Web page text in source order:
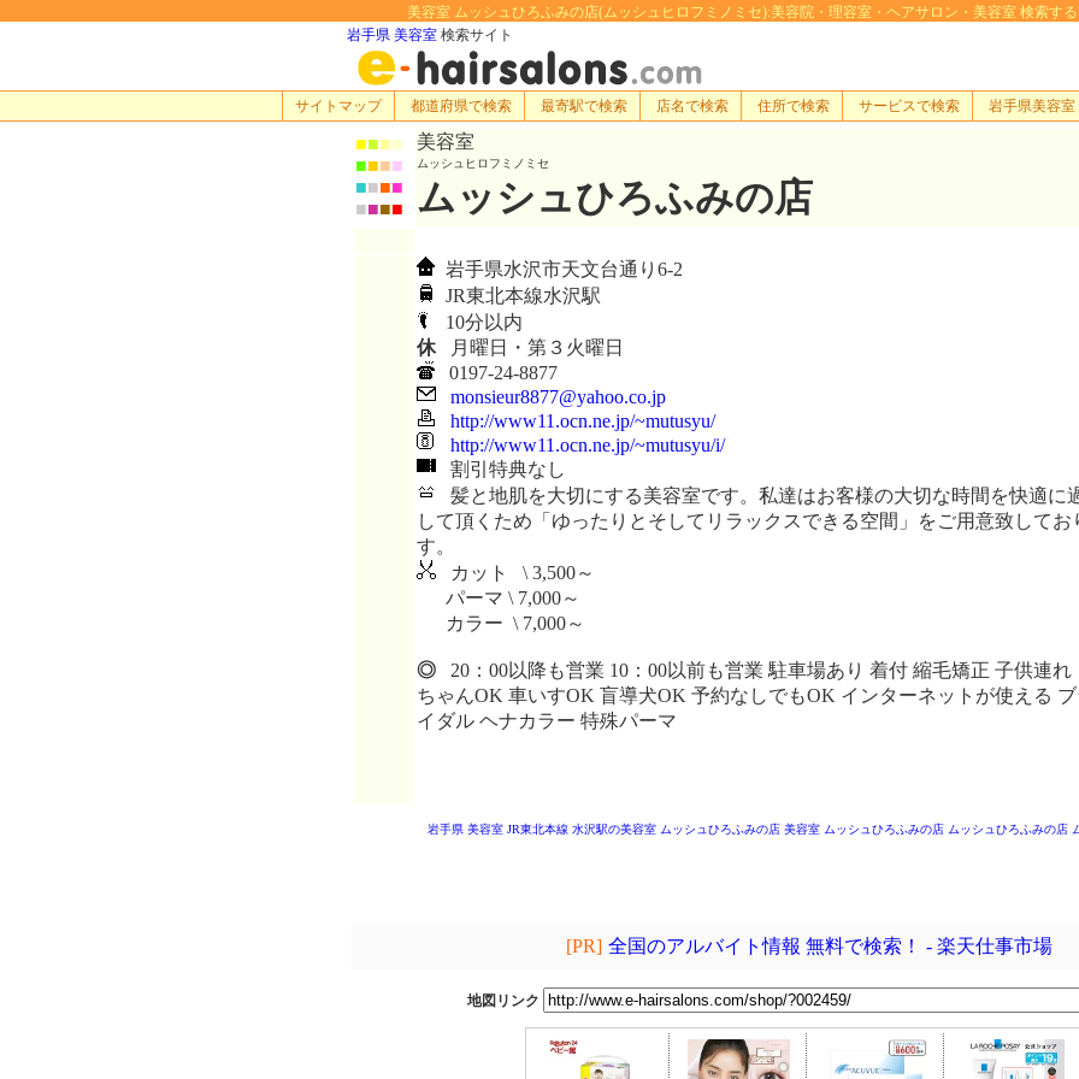
美容室 ムッシュひろふみの店(ムッシュヒロフミノミセ):美容院・理容室・ヘアサロン・美容室 検索する
岩手県 美容室 検索サイト
サイトマップ 都道府県で検索 最寄駅で検索 店名で検索 住所で検索 サービスで検索 岩手県美容室
■■■■
■■■■
■■■■
■■■■
美容室
ムッシュヒロフミノミセ
ムッシュひろふみの店
岩手県水沢市天文台通り6-2
JR東北本線水沢駅
10分以内
休月曜日・第３火曜日
0197-24-8877
monsieur8877@yahoo.co.jp
http://www11.ocn.ne.jp/~mutusyu/
http://www11.ocn.ne.jp/~mutusyu/i/
割引特典なし
髪と地肌を大切にする美容室です。私達はお客様の大切な時間を快適に
して頂くため「ゆったりとそしてリラックスできる空間」をご用意致してお
す。
カット \ 3,500～
パーマ \ 7,000～
カラー \ 7,000～
◎ 20：00以降も営業 10：00以前も営業 駐車場あり 着付 縮毛矯正 子供連れ
ちゃんOK 車いすOK 盲導犬OK 予約なしでもOK インターネットが使える ブ
イダル ヘナカラー 特殊パーマ
岩手県 美容室 JR東北本線 水沢駅の美容室 ムッシュひろふみの店 美容室 ムッシュひろふみの店 ムッシュひろふみの店
[PR] 全国のアルバイト情報 無料で検索！ - 楽天仕事市場
地図リンク